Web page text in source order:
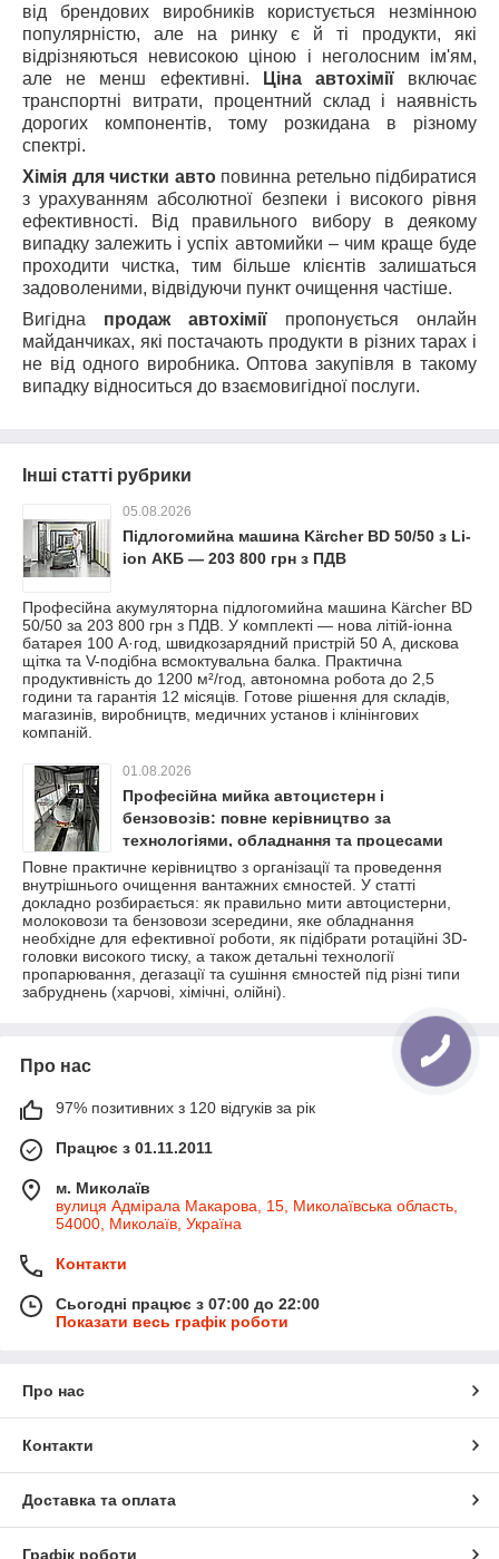
від брендових виробників користується незмінною
популярністю, але на ринку є й ті продукти, які
відрізняються невисокою ціною і неголосним ім'ям,
але не менш ефективні.
Ціна автохімії включає
транспортні витрати, процентний склад і наявність
дорогих компонентів, тому розкидана в різному
спектрі.
Хімія для чистки авто повинна ретельно підбиратися
з урахуванням абсолютної безпеки і високого рівня
ефективності. Від правильного вибору в деякому
випадку залежить і успіх автомийки – чим краще буде
проходити чистка, тим більше клієнтів залишаться
задоволеними, відвідуючи пункт очищення частіше.
Вигідна продаж автохімії пропонується онлайн
майданчиках, які постачають продукти в різних тарах і
не від одного виробника. Оптова закупівля в такому
випадку відноситься до взаємовигідної послуги.
Інші статті рубрики
05.08.2026
Підлогомийна машина Kärcher BD 50/50 з Li-
ion АКБ — 203 800 грн з ПДВ
Професійна акумуляторна підлогомийна машина Kärcher BD
50/50 за 203 800 грн з ПДВ. У комплекті — нова літій-іонна
батарея 100 А·год, швидкозарядний пристрій 50 А, дискова
щітка та V-подібна всмоктувальна балка. Практична
продуктивність до 1200 м²/год, автономна робота до 2,5
години та гарантія 12 місяців. Готове рішення для складів,
магазинів, виробництв, медичних установ і клінінгових
компаній.
01.08.2026
Професійна мийка автоцистерн і
бензовозів: повне керівництво за
технологіями, обладнання та процесами
очищення
Повне практичне керівництво з організації та проведення
внутрішнього очищення вантажних ємностей. У статті
докладно розбирається: як правильно мити автоцистерни,
молоковози та бензовози зсередини, яке обладнання
необхідне для ефективної роботи, як підібрати ротаційні 3D-
головки високого тиску, а також детальні технології
пропарювання, дегазації та сушіння ємностей під різні типи
забруднень (харчові, хімічні, олійні).
Про нас
97% позитивних з 120 відгуків за рік
Працює з 01.11.2011
м. Миколаїв
вулиця Адмірала Макарова, 15, Миколаївська область,
54000, Миколаїв, Україна
Контакти
Сьогодні працює з 07:00 до 22:00
Показати весь графік роботи
Про нас
Контакти
Доставка та оплата
Графік роботи